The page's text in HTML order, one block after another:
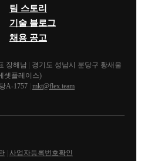
팀 스토리
기술 블로그
채용 공고
장해남
경기도 성남시 분당구 황새울
셋플레이스)
A-1757 mkt@flex.team
사업자등록번호확인